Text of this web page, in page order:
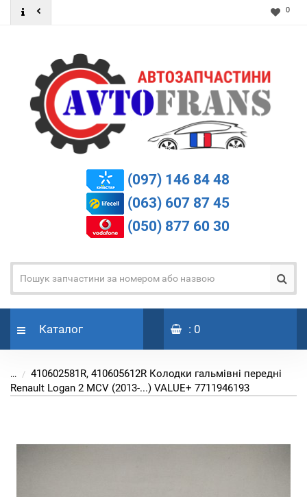
0
(097) 146 84 48
(063) 607 87 45
(050) 877 60 30
Каталог : 0
...
410602581R, 410605612R Колодки гальмівні передні
Renault Logan 2 MCV (2013-...) VALUE+ 7711946193